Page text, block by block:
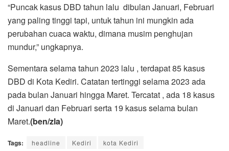
“Puncak kasus DBD tahun lalu dibulan Januari, Februari
yang paling tinggi tapi, untuk tahun ini mungkin ada
perubahan cuaca waktu, dimana musim penghujan
mundur,” ungkapnya.
Sementara selama tahun 2023 lalu , terdapat 85 kasus
DBD di Kota Kediri. Catatan tertinggi selama 2023 ada
pada bulan Januari hingga Maret. Tercatat , ada 18 kasus
di Januari dan Februari serta 19 kasus selama bulan
Maret.(ben/zla)
Tags: headline Kediri kota Kediri